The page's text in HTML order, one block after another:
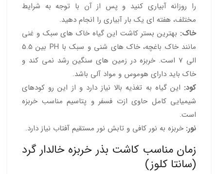
را روزانه آبیاری کنید و پس از آن با توجه به شرایط
مختلف، هفته ای یک بار آبیاری را انجام دهید.
خاک: بهترین بستر کاشت این گیاه خاک های سبک و غنی
مانند خاک باغچه، خاک های شنی و سبک با PH بین 5.5
الی 7 است. خربزه در زمین های سنگین رشد نمی کند و
خاک باید دارای هوموس و مواد آلی باشد.
کود: این گیاه به تغذیه بالا نیاز دارد و از این رو کودهای
شیمیایی کامل حاوی ازت فسفر و پتاسیم مناسب خربزه
است.
نور: خربزه به نور کافی و تابش نور مستقیم آفتاب نیاز دارد.
زمان مناسب کاشت بذر خربزه خالدار گرد
(سانتا کلوز)